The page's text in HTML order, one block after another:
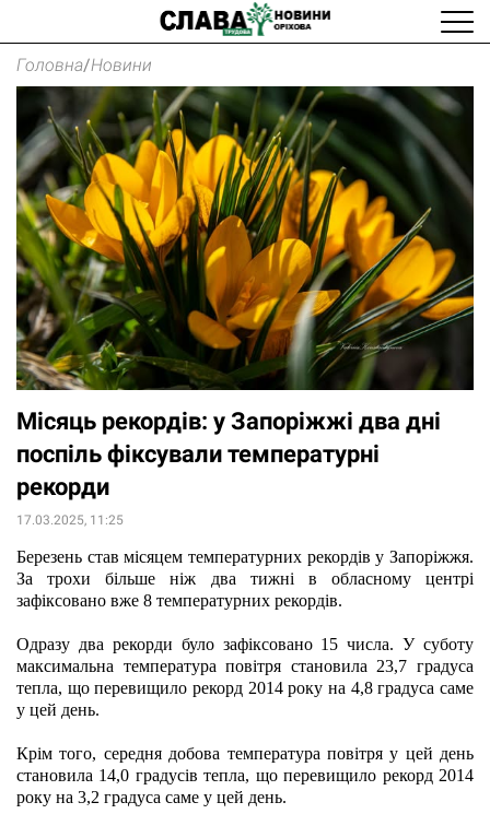
Головна/Новини
Місяць рекордів: у Запоріжжі два дні
поспіль фіксували температурні
рекорди
17.03.2025, 11:25
Березень став місяцем температурних рекордів у Запоріжжя.
За трохи більше ніж два тижні в обласному центрі
зафіксовано вже 8 температурних рекордів.
Одразу два рекорди було зафіксовано 15 числа. У суботу
максимальна температура повітря становила 23,7 градуса
тепла, що перевищило рекорд 2014 року на 4,8 градуса саме
у цей день.
Крім того, середня добова температура повітря у цей день
становила 14,0 градусів тепла, що перевищило рекорд 2014
року на 3,2 градуса саме у цей день.